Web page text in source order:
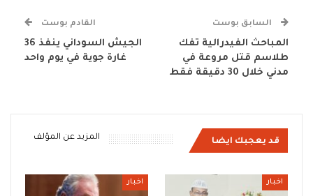
السابق بوست
المباحث الفيدرالية تفك
طلاسم قتل مروعة في
مدني خلال 30 دقيقة فقط
القادم بوست
الجيش السوداني ينفذ 36
غارة جوية في يوم واحد
قد يعجبك ايضا المزيد عن المؤلف
اخبار اخبار